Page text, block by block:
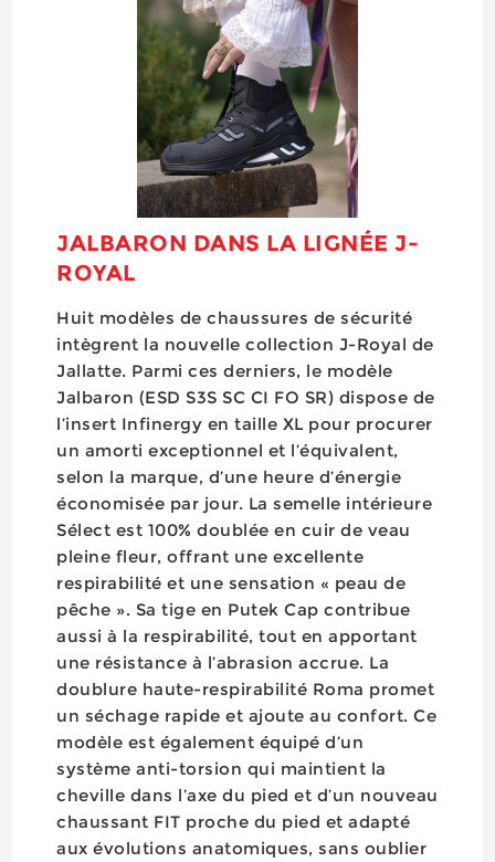
JALBARON DANS LA LIGNÉE J-
ROYAL
Huit modèles de chaussures de sécurité
intègrent la nouvelle collection J-Royal de
Jallatte. Parmi ces derniers, le modèle
Jalbaron (ESD S3S SC CI FO SR) dispose de
l’insert Infinergy en taille XL pour procurer
un amorti exceptionnel et l’équivalent,
selon la marque, d’une heure d’énergie
économisée par jour. La semelle intérieure
Sélect est 100% doublée en cuir de veau
pleine fleur, offrant une excellente
respirabilité et une sensation « peau de
pêche ». Sa tige en Putek Cap contribue
aussi à la respirabilité, tout en apportant
une résistance à l’abrasion accrue. La
doublure haute-respirabilité Roma promet
un séchage rapide et ajoute au confort. Ce
modèle est également équipé d’un
système anti-torsion qui maintient la
cheville dans l’axe du pied et d’un nouveau
chaussant FIT proche du pied et adapté
aux évolutions anatomiques, sans oublier